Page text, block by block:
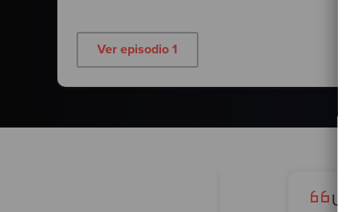
Ver episodio 1